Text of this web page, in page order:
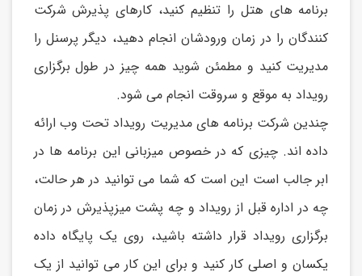
برنامه های هتل را تنظیم کنید، کارهای پذيرش شرکت
کنندگان را در زمان ورودشان انجام دهید، ديگر پرسنل را
مديريت کنید و مطمئن شويد همه چیز در طول برگزاری
رويداد به موقع و سروقت انجام می شود.
چندين شرکت برنامه های مديريت رويداد تحت وب ارائه
داده اند. چیزی که در خصوص میزبانی اين برنامه ها در
ابر جالب است اين است که شما می توانید در هر حالت،
چه در اداره قبل از رويداد و چه پشت میزپذيرش در زمان
برگزاری رويداد قرار داشته باشید، روی يک پايگاه داده
يکسان و اصلی کار کنید و برای اين کار می توانید از يک